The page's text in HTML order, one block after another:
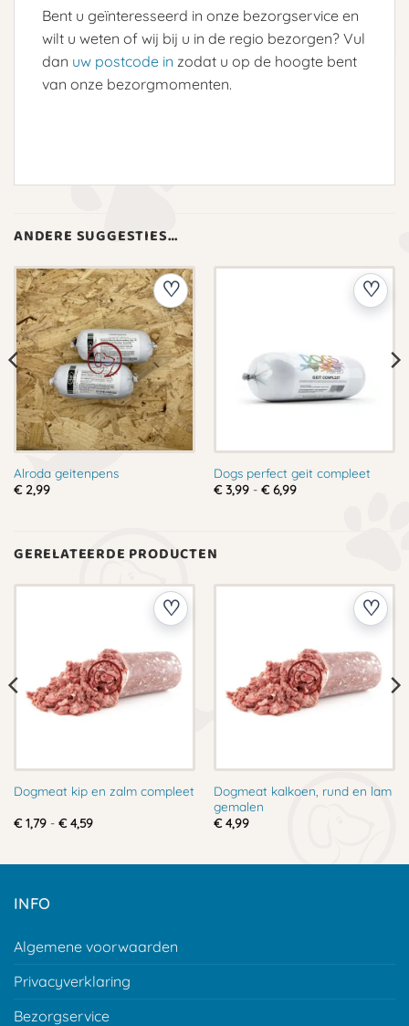
Bent u geïnteresseerd in onze bezorgservice en
wilt u weten of wij bij u in de regio bezorgen? Vul
dan uw postcode in zodat u op de hoogte bent
van onze bezorgmomenten.
ANDERE SUGGESTIES…
Alroda geitenpens
€2,99
Dogs perfect geit compleet
€3,99 - €6,99Prijsklasse:
GERELATEERDE PRODUCTEN
Dogmeat kip en zalm compleet
€1,79 - €4,59Prijsklasse:
Dogmeat kalkoen, rund en lam
gemalen
€4,99
INFO
Algemene voorwaarden
Privacyverklaring
Bezorgservice